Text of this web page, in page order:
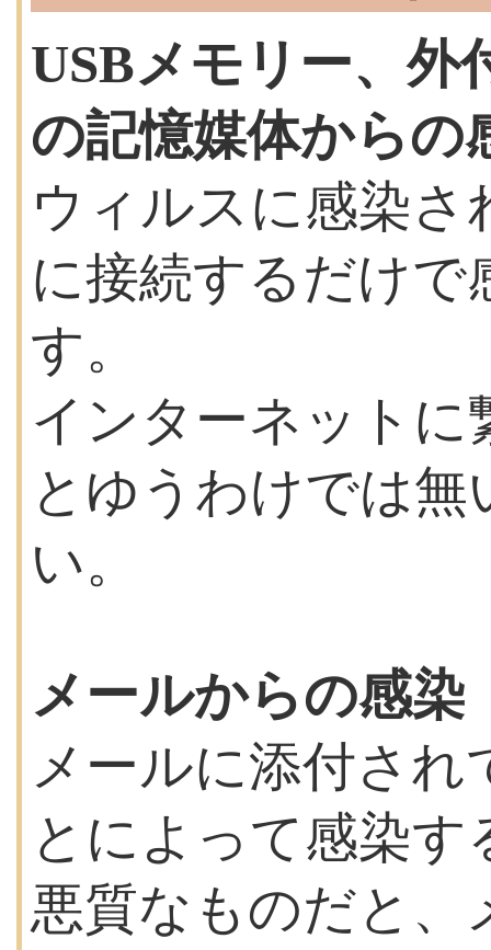
USBメモリー、外
の記憶媒体からの
ウィルスに感染
に接続するだけで
す。
インターネット
とゆうわけでは
い。
メールからの感染
メールに添付さ
とによって感染
悪質なものだと、